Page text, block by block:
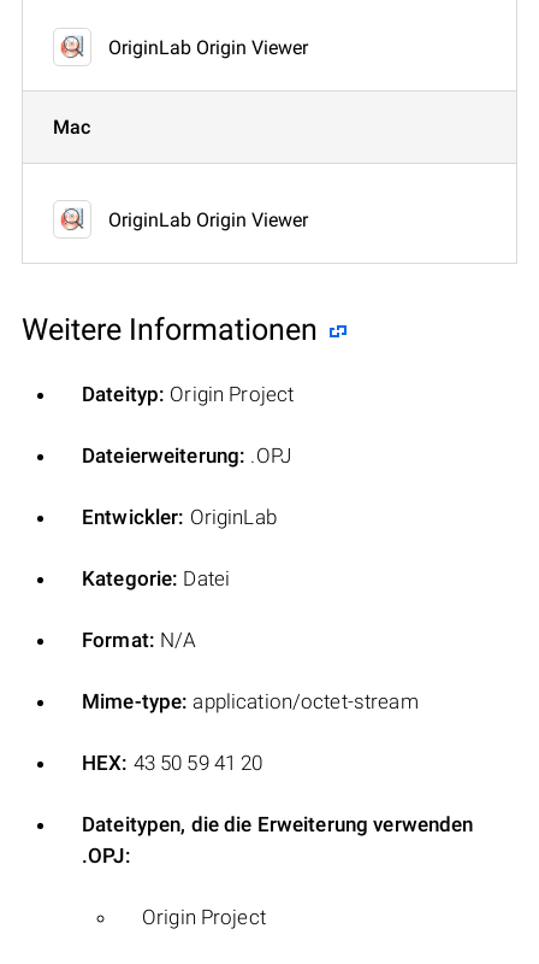
OriginLab Origin Viewer
Mac
OriginLab Origin Viewer
Weitere Informationen
Dateityp: Origin Project
Dateierweiterung: .OPJ
Entwickler: OriginLab
Kategorie: Datei
Format: N/A
Mime-type: application/octet-stream
HEX: 43 50 59 41 20
Dateitypen, die die Erweiterung verwenden
.OPJ:
Origin Project